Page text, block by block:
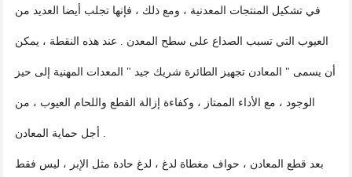
في تشكيل المنتجات المعدنية ، ومع ذلك ، فإنها تجلب أيضا العديد من
العيوب التي تسبب الصداع على سطح المعدن . عند هذه النقطة ، يمكن
أن يسمى " المعادن تجهيز الطائرة شريك جيد " المعدات المهنية إلى حيز
الوجود ، مع الأداء الممتاز ، وكفاءة إزالة القطع واللحام العيوب ، من
أجل حماية المعادن .
بعد قطع المعادن ، حواف مغطاة لدغ ، لدغ حادة مثل الإبر ، ليس فقط